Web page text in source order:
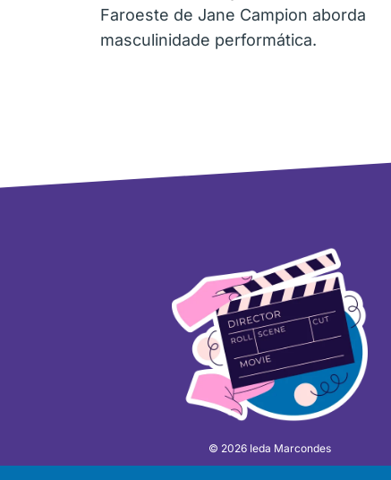
Faroeste de Jane Campion aborda
masculinidade performática.
© 2026 Ieda Marcondes